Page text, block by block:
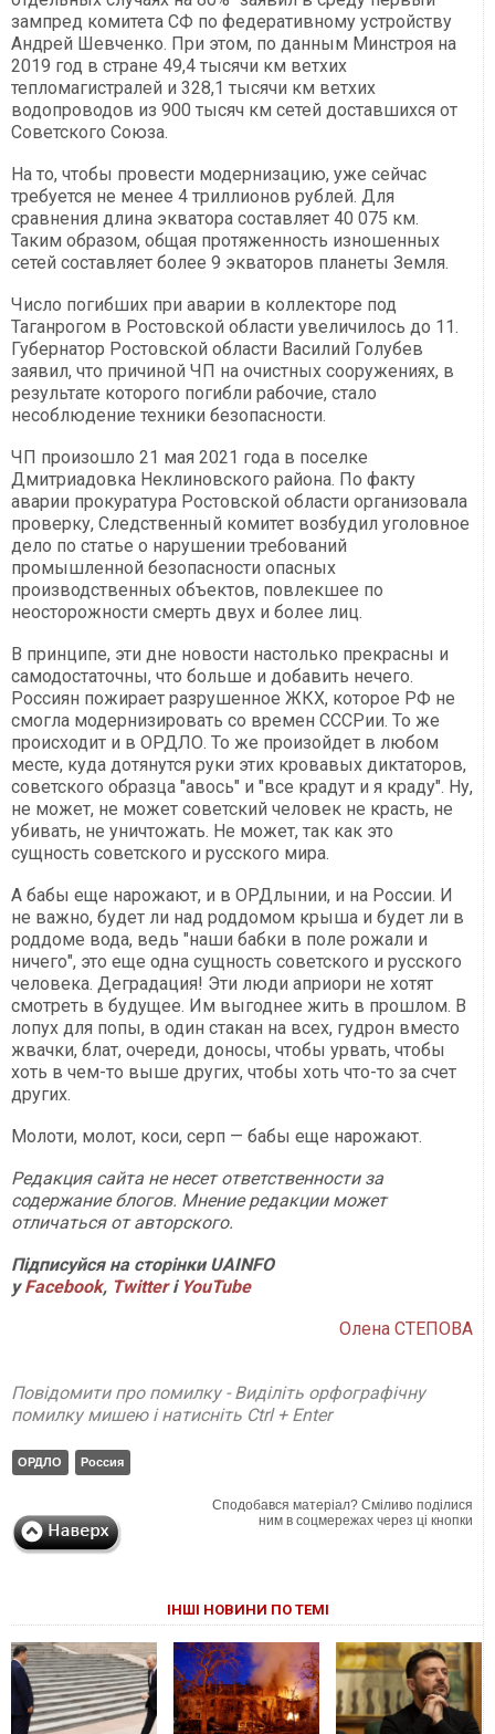
зампред комитета СФ по федеративному устройству
Андрей Шевченко. При этом, по данным Минстроя на
2019 год в стране 49,4 тысячи км ветхих
тепломагистралей и 328,1 тысячи км ветхих
водопроводов из 900 тысяч км сетей доставшихся от
Советского Союза.
На то, чтобы провести модернизацию, уже сейчас
требуется не менее 4 триллионов рублей. Для
сравнения длина экватора составляет 40 075 км.
Таким образом, общая протяженность изношенных
сетей составляет более 9 экваторов планеты Земля.
Число погибших при аварии в коллекторе под
Таганрогом в Ростовской области увеличилось до 11.
Губернатор Ростовской области Василий Голубев
заявил, что причиной ЧП на очистных сооружениях, в
результате которого погибли рабочие, стало
несоблюдение техники безопасности.
ЧП произошло 21 мая 2021 года в поселке
Дмитриадовка Неклиновского района. По факту
аварии прокуратура Ростовской области организовала
проверку, Следственный комитет возбудил уголовное
дело по статье о нарушении требований
промышленной безопасности опасных
производственных объектов, повлекшее по
неосторожности смерть двух и более лиц.
В принципе, эти дне новости настолько прекрасны и
самодостаточны, что больше и добавить нечего.
Россиян пожирает разрушенное ЖКХ, которое РФ не
смогла модернизировать со времен СССРии. То же
происходит и в ОРДЛО. То же произойдет в любом
месте, куда дотянутся руки этих кровавых диктаторов,
советского образца "авось" и "все крадут и я краду". Ну,
не может, не может советский человек не красть, не
убивать, не уничтожать. Не может, так как это
сущность советского и русского мира.
А бабы еще нарожают, и в ОРДлынии, и на России. И
не важно, будет ли над роддомом крыша и будет ли в
роддоме вода, ведь "наши бабки в поле рожали и
ничего", это еще одна сущность советского и русского
человека. Деградация! Эти люди априори не хотят
смотреть в будущее. Им выгоднее жить в прошлом. В
лопух для попы, в один стакан на всех, гудрон вместо
жвачки, блат, очереди, доносы, чтобы урвать, чтобы
хоть в чем-то выше других, чтобы хоть что-то за счет
других.
Молоти, молот, коси, серп — бабы еще нарожают.
Редакция сайта не несет ответственности за
содержание блогов. Мнение редакции может
отличаться от авторского.
Підписуйся на сторінки UAINFO
уFacebook, Twitterі YouTube
Олена СТЕПОВА
Повідомити про помилку - Виділіть орфографічну
помилку мишею і натисніть Ctrl + Enter
ОРДЛО Россия
Сподобався матеріал? Сміливо поділися
ним в соцмережах через ці кнопки
ІНШІ НОВИНИ ПО ТЕМІ